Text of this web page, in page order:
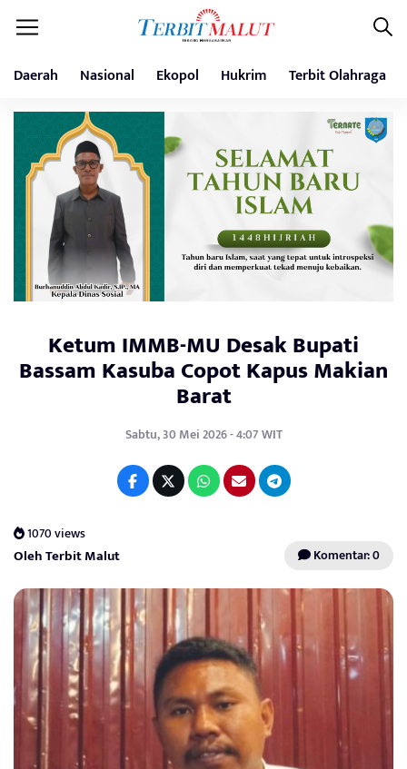
Daerah Nasional Ekopol Hukrim Terbit Olahraga
Ketum IMMB-MU Desak Bupati
Bassam Kasuba Copot Kapus Makian
Barat
Sabtu, 30 Mei 2026 - 4:07 WIT
1070 views
Oleh Terbit Malut Komentar: 0